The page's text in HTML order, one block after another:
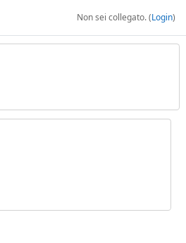
Non sei collegato. (Login)